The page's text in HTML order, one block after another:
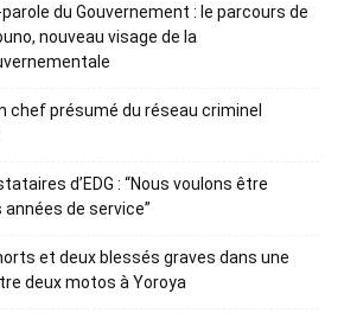
du Gouvernement : le parcours de
nouveau visage de la
chef présumé du réseau criminel
d’EDG : “Nous voulons être
de service”
et deux blessés graves dans une
deux motos à Yoroya